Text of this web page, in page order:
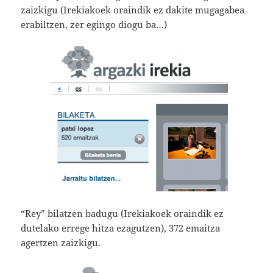
zaizkigu (Irekiakoek oraindik ez dakite mugagabea
erabiltzen, zer egingo diogu ba…)
“Rey” bilatzen badugu (Irekiakoek oraindik ez
dutelako errege hitza ezagutzen), 372 emaitza
agertzen zaizkigu.